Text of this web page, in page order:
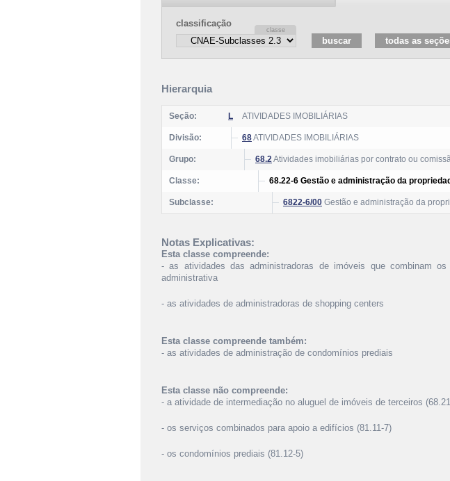
classificação
Hierarquia
Seção: L ATIVIDADES IMOBILIÁRIAS
Divisão: 68ATIVIDADES IMOBILIÁRIAS
Grupo: 68.2Atividades imobiliárias por contrato ou
Classe: 68.22-6 Gestão e administração da
Subclasse: 6822-6/00 Gestão e administração da
Notas Explicativas:
Esta classe compreende:
- as atividades das administradoras de imóveis que combinam
administrativa
- as atividades de administradoras de shopping centers
Esta classe compreende também:
- as atividades de administração de condomínios prediais
Esta classe não compreende:
- a atividade de intermediação no aluguel de imóveis de terceiros
- os serviços combinados para apoio a edifícios (81.11-7)
- os condomínios prediais (81.12-5)